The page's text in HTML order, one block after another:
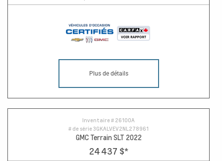
Plus de détails
Inventaire # 26100A
# de série3GKALVEV2NL278961
GMC Terrain SLT 2022
24 437 $*